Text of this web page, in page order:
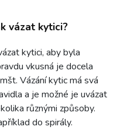
vázat kytici?
kytici, aby byla
vkusná je docela
Vázání kytic má svá
a je možné je uvázat
různými způsoby.
do spirály.